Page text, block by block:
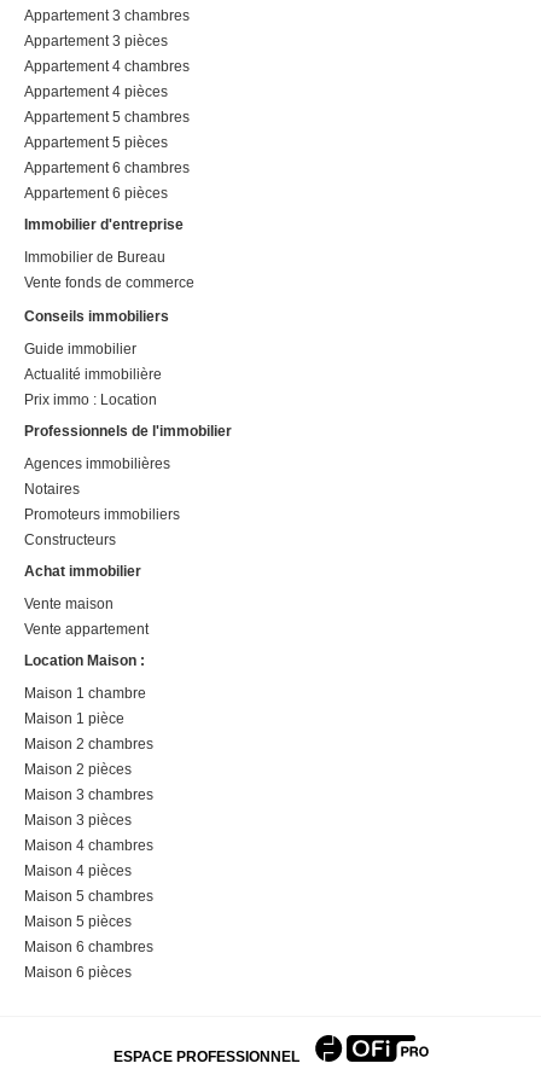
Appartement 3 chambres
Appartement 3 pièces
Appartement 4 chambres
Appartement 4 pièces
Appartement 5 chambres
Appartement 5 pièces
Appartement 6 chambres
Appartement 6 pièces
Immobilier d'entreprise
Immobilier de Bureau
Vente fonds de commerce
Conseils immobiliers
Guide immobilier
Actualité immobilière
Prix immo : Location
Professionnels de l'immobilier
Agences immobilières
Notaires
Promoteurs immobiliers
Constructeurs
Achat immobilier
Vente maison
Vente appartement
Location Maison :
Maison 1 chambre
Maison 1 pièce
Maison 2 chambres
Maison 2 pièces
Maison 3 chambres
Maison 3 pièces
Maison 4 chambres
Maison 4 pièces
Maison 5 chambres
Maison 5 pièces
Maison 6 chambres
Maison 6 pièces
ESPACE PROFESSIONNEL